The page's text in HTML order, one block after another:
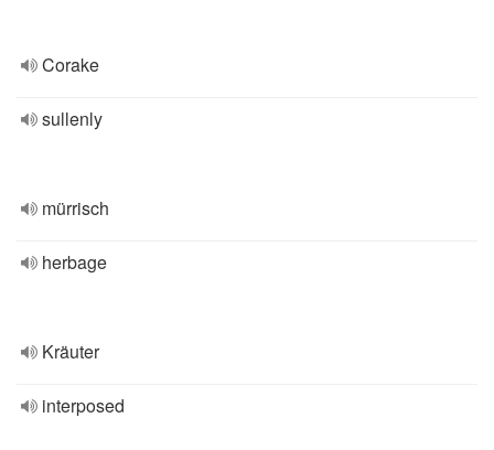
Corake
sullenly
mürrisch
herbage
Kräuter
interposed